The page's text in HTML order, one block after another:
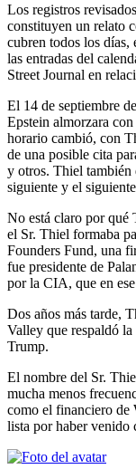
Los registros
constituyen un relato
cubren todos los
las entradas del
Street Journal en
El 14 de septiembre
Epstein almorzara
horario cambió, con
de una posible cita
y otros. Thiel también
siguiente y el
No está claro por qué
el Sr. Thiel formaba
Founders Fund, una
fue presidente de
por la CIA, que en
Dos años más tarde,
Valley que respaldó
Trump.
El nombre del Sr.
mucha menos
como el financiero de
lista por haber venido